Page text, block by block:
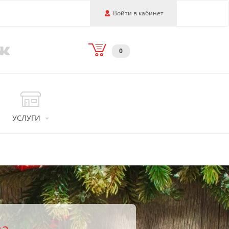
Войти в кабинет
0
УСЛУГИ